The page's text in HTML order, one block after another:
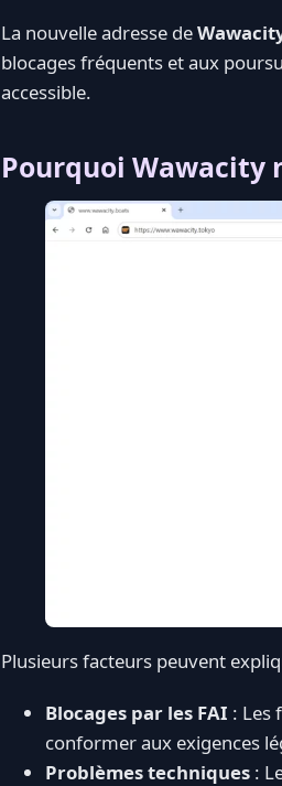
La nouvelle adresse de
blocages fréquents et aux
accessible.
Pourquoi Wawacity
Plusieurs facteurs peuvent
Blocages par les FAI : Les
conformer aux exigences
Problèmes techniques :